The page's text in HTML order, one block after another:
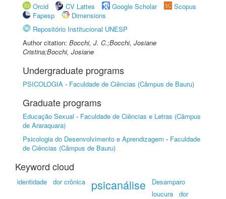
Orcid
CV Lattes Google Scholar
Scopus
Fapesp
Dimensions
Repositório Institucional UNESP
Author citation: Bocchi, J. C.;Bocchi, Josiane
Cristina;Bocchi, Josiane
Undergraduate programs
PSICOLOGIA - Faculdade de Ciências (Câmpus de Bauru)
Graduate programs
Educação Sexual - Faculdade de Ciências e Letras (Câmpus
de Araraquara)
Psicologia do Desenvolvimento e Aprendizagem - Faculdade
de Ciências (Câmpus de Bauru)
Keyword cloud
identidade dor crônica psicanálise
Desamparo
loucura
dor